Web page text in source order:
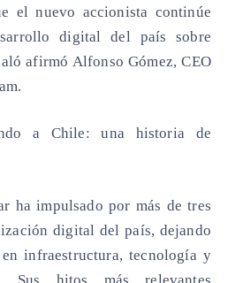
el nuevo accionista continúe
digital del país sobre
afirmó Alfonso Gómez, CEO
a Chile: una historia de
ha impulsado por más de tres
digital del país, dejando
infraestructura, tecnología y
Sus hitos más relevantes